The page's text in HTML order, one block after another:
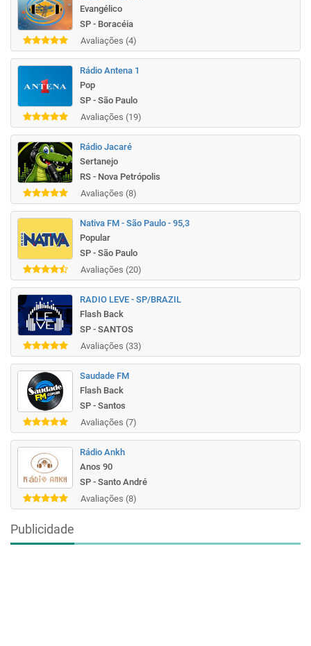
Evangélico
SP - Boracéia
Avaliações (4)
Rádio Antena 1
Pop
SP - São Paulo
Avaliações (19)
Rádio Jacaré
Sertanejo
RS - Nova Petrópolis
Avaliações (8)
Nativa FM - São Paulo - 95,3
Popular
SP - São Paulo
Avaliações (20)
RADIO LEVE - SP/BRAZIL
Flash Back
SP - SANTOS
Avaliações (33)
Saudade FM
Flash Back
SP - Santos
Avaliações (7)
Rádio Ankh
Anos 90
SP - Santo André
Avaliações (8)
Publicidade